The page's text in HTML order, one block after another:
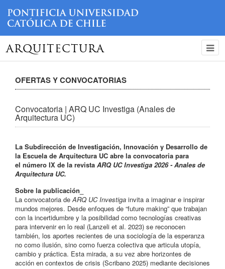
ARQUITECTURA
OFERTAS Y CONVOCATORIAS
Convocatoria | ARQ UC Investiga (Anales de
Arquitectura UC)
La Subdirección de Investigación, Innovación y Desarrollo de
la Escuela de Arquitectura UC abre la convocatoria para
el número IX de la revista ARQ UC Investiga 2026 - Anales de
Arquitectura UC.
Sobre la publicación_
La convocatoria de ARQ UC Investiga invita a imaginar e inspirar
mundos mejores. Desde enfoques de “future making” que trabajan
con la incertidumbre y la posibilidad como tecnologías creativas
para intervenir en lo real (Lanzeli et al. 2023) se reconocen
también, los aportes recientes de una sociología de la esperanza
no como ilusión, sino como fuerza colectiva que articula utopía,
cambio y práctica. Esta mirada, a su vez abre horizontes de
acción en contextos de crisis (Scribano 2025) mediante decisiones